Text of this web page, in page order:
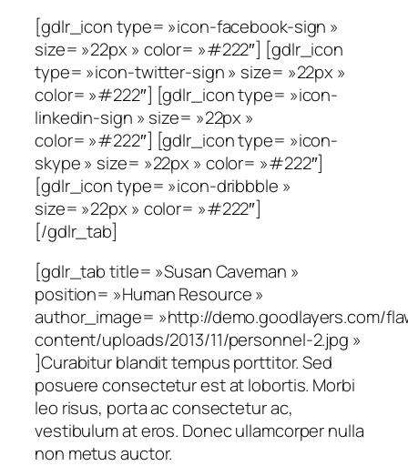
[gdlr_icon type= »icon-facebook-sign »
size= »22px » color= »#222″] [gdlr_icon
type= »icon-twitter-sign » size= »22px »
color= »#222″] [gdlr_icon type= »icon-
linkedin-sign » size= »22px »
color= »#222″] [gdlr_icon type= »icon-
skype » size= »22px » color= »#222″]
[gdlr_icon type= »icon-dribbble »
size= »22px » color= »#222″]
[/gdlr_tab]
[gdlr_tab title= »Susan Caveman »
position= »Human Resource »
author_image= »http://demo.goodlayers.com/
content/uploads/2013/11/personnel-2.jpg »
]Curabitur blandit tempus porttitor. Sed
posuere consectetur est at lobortis. Morbi
leo risus, porta ac consectetur ac,
vestibulum at eros. Donec ullamcorper nulla
non metus auctor.